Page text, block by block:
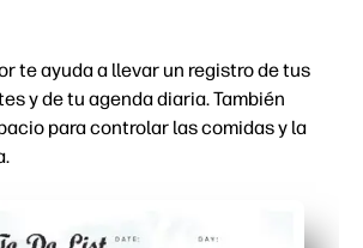
te ayuda a llevar un registro de tus
y de tu agenda diaria. También
para controlar las comidas y la